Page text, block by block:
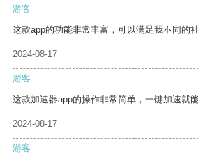
游客
这款app的功能非常丰富，可以满足我不同的社
2024-08-17
游客
这款加速器app的操作非常简单，一键加速就
2024-08-17
游客